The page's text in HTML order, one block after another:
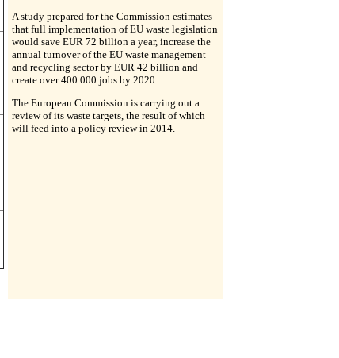
A study prepared for the Commission estimates
that full implementation of EU waste legislation
would save EUR 72 billion a year, increase the
annual turnover of the EU waste management
and recycling sector by EUR 42 billion and
create over 400 000 jobs by 2020.
The European Commission is carrying out a
review of its waste targets, the result of which
will feed into a policy review in 2014.